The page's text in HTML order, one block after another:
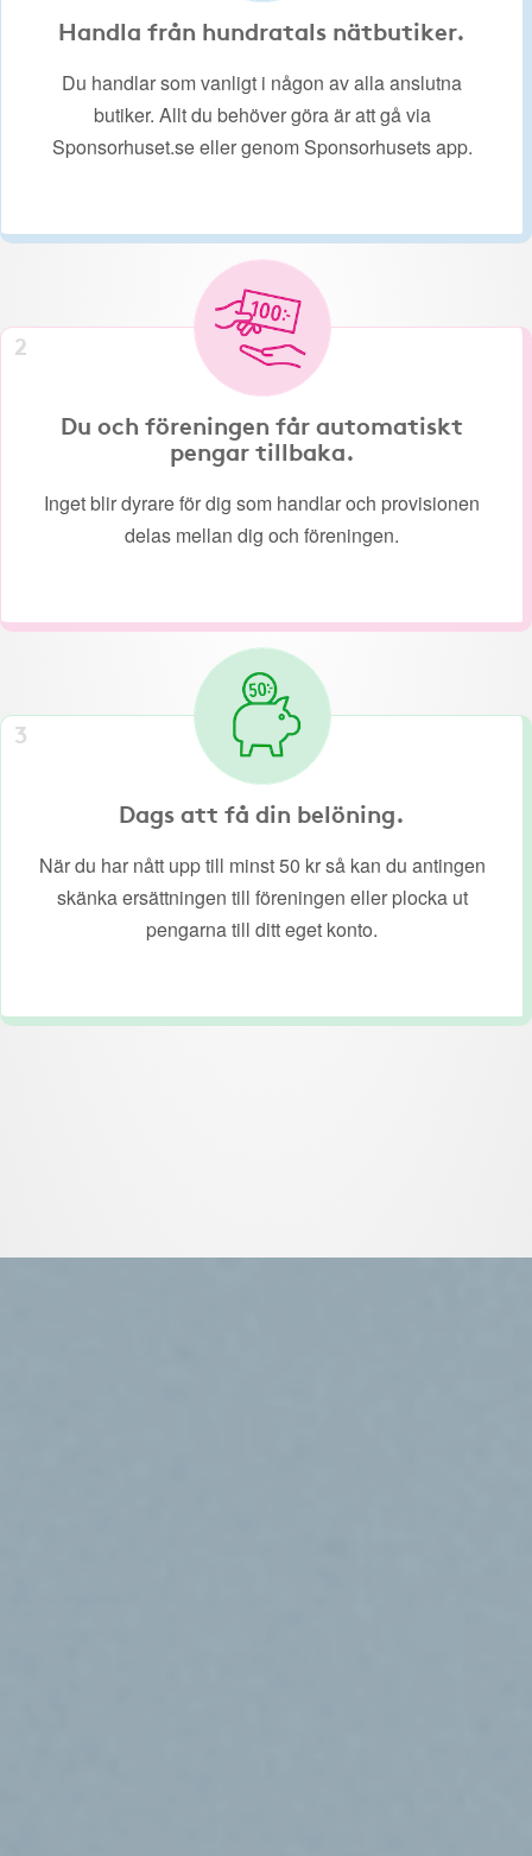
Handla från hundratals nätbutiker.
Du handlar som vanligt i någon av alla anslutna
butiker. Allt du behöver göra är att gå via
Sponsorhuset.se eller genom Sponsorhusets app.
2
Du och föreningen får automatiskt
pengar tillbaka.
Inget blir dyrare för dig som handlar och provisionen
delas mellan dig och föreningen.
3
Dags att få din belöning.
När du har nått upp till minst 50 kr så kan du antingen
skänka ersättningen till föreningen eller plocka ut
pengarna till ditt eget konto.